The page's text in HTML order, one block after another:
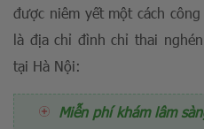
được niêm yết một cách
là địa chỉ đình chỉ thai
tại Hà Nội:
Miễn phí khám lâm